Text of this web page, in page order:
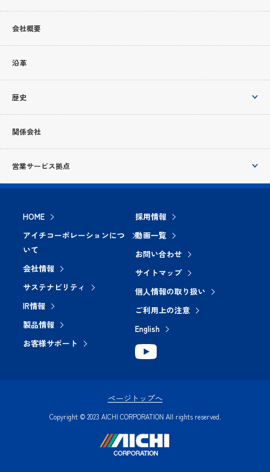
会社概要
沿革
歴史
関係会社
営業サービス拠点
HOME
アイチコーポレーションにつ
いて
会社情報
サステナビリティ
IR情報
製品情報
お客様サポート
採用情報
動画一覧
お問い合わせ
サイトマップ
個人情報の取り扱い
ご利用上の注意
English
Copyright © 2023 AICHI CORPORATION All rights reserved.
ページトップへ